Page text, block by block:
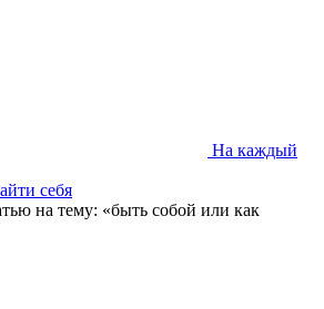
На каждый
себя
на тему: «быть собой или как